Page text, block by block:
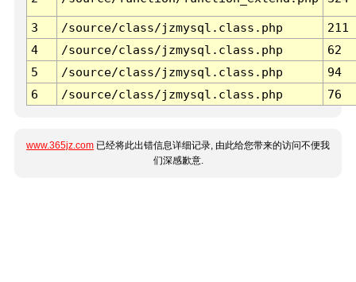
3 /source/class/jzmysql.class.php
211
4
/source/class/jzmysql.class.php
62
5
/source/class/jzmysql.class.php
94
6
/source/class/jzmysql.class.php 76
www.365jz.com 已经将此出错信息详细记录, 由此给您带来的访问不便我
们深感歉意.